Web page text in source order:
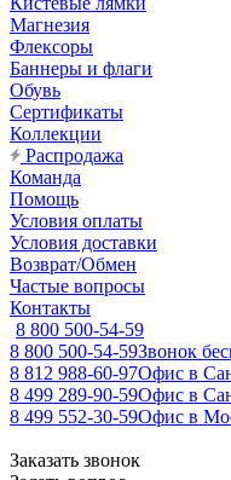
Магнезия
Флексоры
Баннеры и флаги
Обувь
Сертификаты
Коллекции
Распродажа
Команда
Помощь
Условия оплаты
Условия доставки
Возврат/Обмен
Частые вопросы
Контакты
8 800 500-54-59
8 800 500-54-59Звонок
8 812 988-60-97Офис в
8 499 289-90-59Офис в
8 499 552-30-59Офис в
Заказать звонок